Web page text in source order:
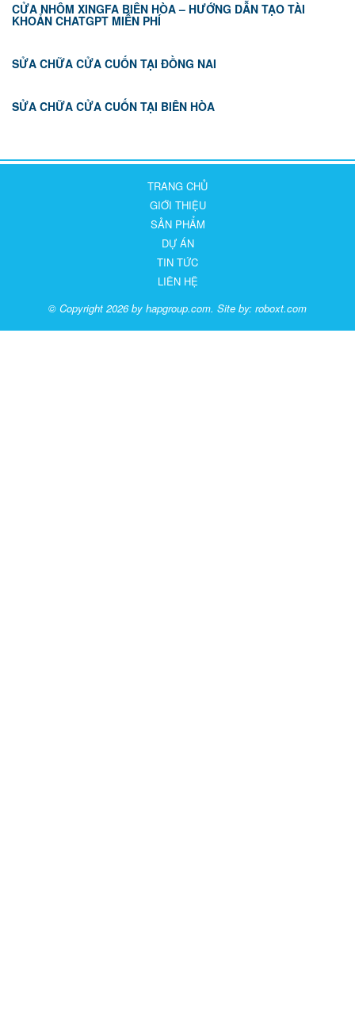
CỬA NHÔM XINGFA BIÊN HÒA – HƯỚNG DẪN TẠO TÀI
KHOẢN CHATGPT MIỄN PHÍ
SỬA CHỮA CỬA CUỐN TẠI ĐỒNG NAI
SỬA CHỮA CỬA CUỐN TẠI BIÊN HÒA
TRANG CHỦ
GIỚI THIỆU
SẢN PHẨM
DỰ ÁN
TIN TỨC
LIÊN HỆ
© Copyright 2026 by hapgroup.com. Site by: roboxt.com